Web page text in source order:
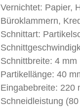
Vernichtet: Papier,
Büroklammern,
Schnittart:
Schnittbreite: 4 mm
Partikellänge: 40
Eingabebreite: 220
Schneidleistung